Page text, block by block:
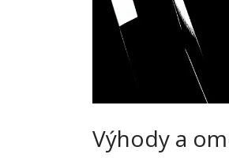
Výhody a